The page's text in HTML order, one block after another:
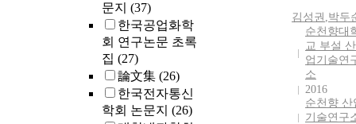
문지 (37)
한국공업화학
회 연구논문 초록
집 (27)
論文集 (26)
한국전자통신
학회 논문지 (26)
김성권 ,박두
순천향대
교 부설 산
업기술연
소
2016
순천향 산
기술연구